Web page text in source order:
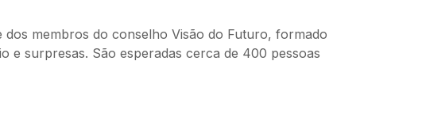
membros do conselho Visão do Futuro, formado
e surpresas. São esperadas cerca de 400 pessoas